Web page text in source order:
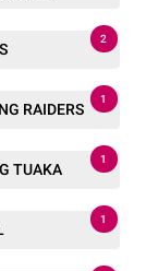
2
RAIDERS
1
TUAKA
1
1